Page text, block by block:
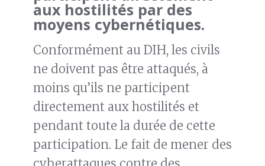
aux hostilités par des
moyens cybernétiques.
Conformément au DIH, les civils
ne doivent pas être attaqués, à
moins qu’ils ne participent
directement aux hostilités et
pendant toute la durée de cette
participation. Le fait de mener des